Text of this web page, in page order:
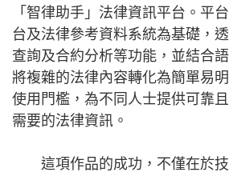
「智律助手」法律資訊平台。平
台及法律參考資料系統為基礎，
查詢及合約分析等功能，並結合
將複雜的法律內容轉化為簡單易
使用門檻，為不同人士提供可靠
需要的法律資訊。
這項作品的成功，不僅在於技